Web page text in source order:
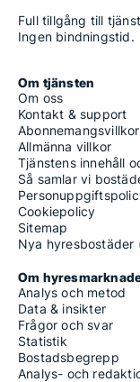
Full tillgång till
Ingen bindningstid.
Om tjänsten
Om oss
Kontakt & support
Abonnemangsvillkor
Allmänna villkor
Tjänstens innehåll
Så samlar vi
Cookiepolicy
Sitemap
Nya hyresbostäder
Om
Analys och metod
Data & insikter
Frågor och svar
Statistik
Bostadsbegrepp
Analys- och